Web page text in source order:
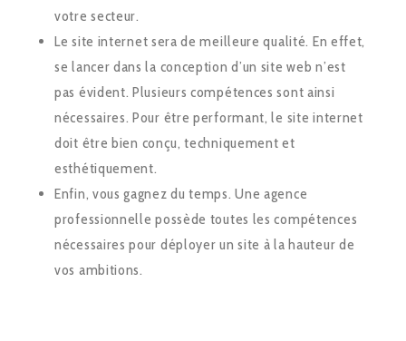
votre secteur.
Le site internet sera de meilleure qualité. En effet,
se lancer dans la conception d’un site web n’est
pas évident. Plusieurs compétences sont ainsi
nécessaires. Pour être performant, le site internet
doit être bien conçu, techniquement et
esthétiquement.
Enfin, vous gagnez du temps. Une agence
professionnelle possède toutes les compétences
nécessaires pour déployer un site à la hauteur de
vos ambitions.